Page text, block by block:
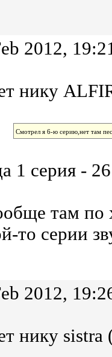
2012,
нику
Смотрел я 6-ю серию,нет там
1 серия -
там по
то серии
2012,
нику sistra